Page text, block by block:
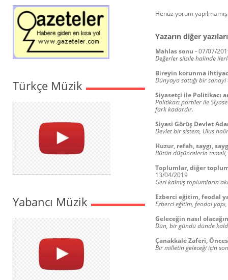
Türkçe Müzik
Yabancı Müzik
Henüz yorum
Yazarın diğer yazıları
Mahlas sonu -07/07/
Değerler silsile halinde
Bireyin korunma
Dünyaya sattığı bir
Siyasetçi ile Politikacı
Politikacı partiler ile
fark kadardır.
Siyasi Görüş Devlet
Devlet bir sistem, Ulus
Huzur, refah, saygı,
Bütün düşüncelerin
Toplumlar, diğer
13/04/2019
Geri kalmış toplumların
Ezberci eğitim, feodal
Ezberci eğitim, feodal
Geleceğin nasıl
Dün, bir gündü dünde
Çanakkale Zaferi,
Bir milletin geleceği için